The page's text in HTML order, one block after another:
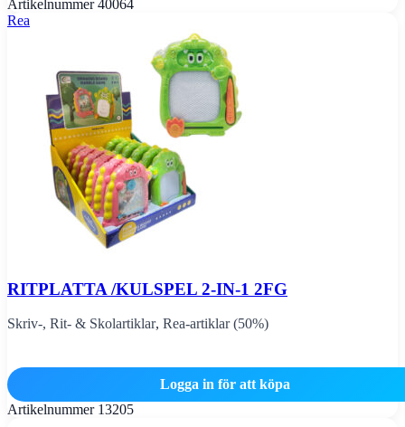
Artikelnummer40064
Rea
RITPLATTA /KULSPEL 2-IN-1 2FG
Skriv-, Rit- & Skolartiklar, Rea-artiklar (50%)
Logga in för att köpa
Artikelnummer 13205